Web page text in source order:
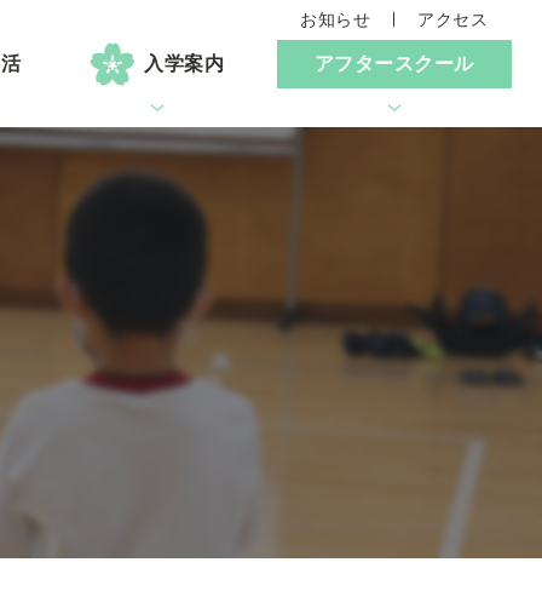
入学案内 アフタースクール
お知らせ アクセス